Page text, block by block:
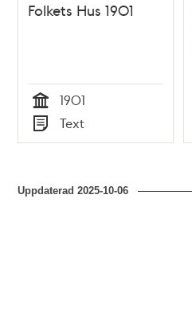
Folkets Hus 1901
Tid
1901
Typ
Text
Uppdaterad2025-10-06